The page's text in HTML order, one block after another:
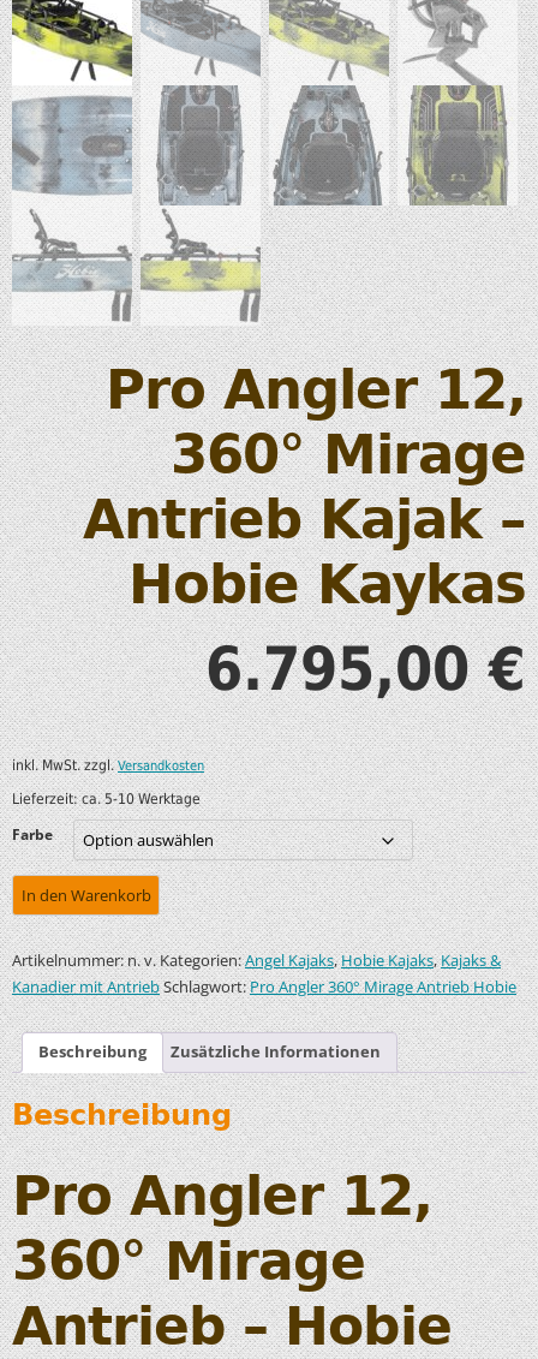
Pro Angler 12,
360° Mirage
Antrieb Kajak –
Hobie Kaykas
6.795,00€
inkl. MwSt. zzgl.Versandkosten
Lieferzeit:ca. 5-10 Werktage
Farbe
In den Warenkorb
Artikelnummer:n. v. Kategorien:Angel Kajaks,Hobie Kajaks,Kajaks &
Kanadier mit AntriebSchlagwort:Pro Angler 360° Mirage Antrieb Hobie
Beschreibung Zusätzliche Informationen
Beschreibung
Pro Angler 12,
360°Mirage
Antrieb – Hobie